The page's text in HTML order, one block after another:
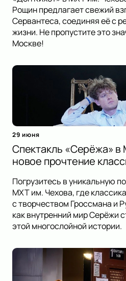
Рощин предлагает свежий
Сервантеса, соединяя её с
жизни. Не пропустите это
Москве!
29 июня
Спектакль «Серёжа» в
новое прочтение
Погрузитесь в уникальную
МХТ им. Чехова, где
с творчеством Гроссмана и
как внутренний мир Серёжи
этой многослойной истории.